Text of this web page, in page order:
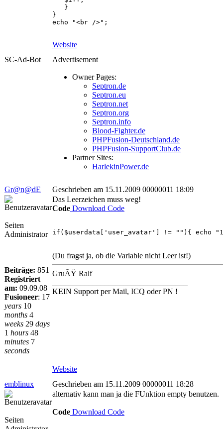
}
}
echo "<br />";
Website
SC-Ad-Bot
Advertisement
Owner Pages:
Septron.de
Septron.eu
Septron.net
Septron.org
Septron.info
Blood-Fighter.de
PHPFusion-Deutschland.de
PHPFusion-SupportClub.de
Partner Sites:
HarlekinPower.de
Gr@n@dE Geschrieben am 15.11.2009 00000011 18:09
Seiten
Administrator
Beiträge: 851
Registriert
am: 09.09.08
Fusioneer: 17
years 10
months 4
weeks 29 days
1 hours 48
minutes 7
seconds
Das Leerzeichen muss weg!
Code Download Code
if($userdata['user_avatar'] != ""){ echo
(Du fragst ja, ob die Variable nicht Leer ist!)
GruÃŸ Ralf
KEIN Support per Mail, ICQ oder PN !
Website
emblinux
Geschrieben am 15.11.2009 00000011 18:28
Seiten
alternativ kann man ja die FUnktion empty benutzen.
Code Download Code